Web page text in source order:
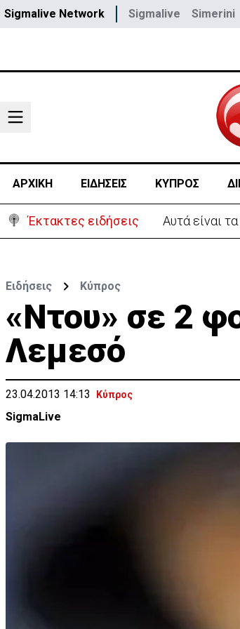
Sigmalive Network Sigmalive Simerini
ΑΡΧΙΚΗ ΕΙΔΗΣΕΙΣ ΚΥΠΡΟΣ
Έκτακτες ειδήσεις Χειροπέδες
Ειδήσεις Κύπρος
«Ντου» σε 2
Λεμεσό
23.04.2013 14:13 Κύπρος
SigmaLive